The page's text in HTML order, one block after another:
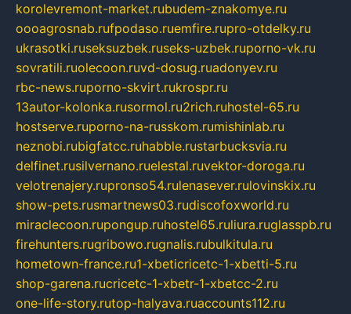
korolevremont-market.rubudem-znakomye.ru
oooagrosnab.rufpodaso.ruemfire.rupro-otdelky.ru
ukrasotki.ruseksuzbek.ruseks-uzbek.ruporno-vk.ru
sovratili.ruolecoon.ruvd-dosug.ruadonyev.ru
rbc-news.ruporno-skvirt.rukrospr.ru
13autor-kolonka.rusormol.ru2rich.ruhostel-65.ru
hostserve.ruporno-na-russkom.rumishinlab.ru
neznobi.rubigfatcc.ruhabble.rustarbucksvia.ru
delfinet.rusilvernano.ruelestal.ruvektor-doroga.ru
velotrenajery.rupronso54.rulenasever.rulovinskix.ru
show-pets.rusmartnews03.rudiscofoxworld.ru
miraclecoon.rupongup.ruhostel65.ruliura.ruglasspb.ru
firehunters.rugribowo.rugnalis.rubulkitula.ru
hometown-france.ru1-xbeticricetc-1-xbetti-5.ru
shop-garena.rucricetc-1-xbetr-1-xbetcc-2.ru
one-life-story.rutop-halyava.ruaccounts112.ru